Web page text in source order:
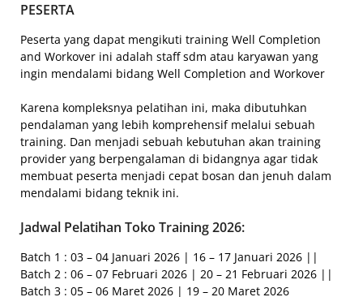
PESERTA
Peserta yang dapat mengikuti training Well Completion
and Workover ini adalah staff sdm atau karyawan yang
ingin mendalami bidang Well Completion and Workover
Karena kompleksnya pelatihan ini, maka dibutuhkan
pendalaman yang lebih komprehensif melalui sebuah
training. Dan menjadi sebuah kebutuhan akan training
provider yang berpengalaman di bidangnya agar tidak
membuat peserta menjadi cepat bosan dan jenuh dalam
mendalami bidang teknik ini.
Jadwal Pelatihan Toko Training 2026:
Batch 1 : 03 – 04 Januari 2026 | 16 – 17 Januari 2026 ||
Batch 2 : 06 – 07 Februari 2026 | 20 – 21 Februari 2026 ||
Batch 3 : 05 – 06 Maret 2026 | 19 – 20 Maret 2026